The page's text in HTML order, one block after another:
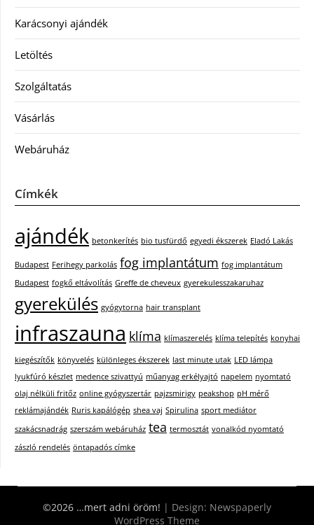
Karácsonyi ajándék
Letöltés
Szolgáltatás
Vásárlás
Webáruház
Címkék
ajándék betonkerítés bio tusfürdő egyedi ékszerek Eladó Lakás
Budapest Ferihegy parkolás fog implantátum fog implantátum
Budapest fogkő eltávolítás Greffe de cheveux gyerekulesszakaruhaz
gyerekülés gyógytorna hair transplant
infraszauna klíma klímaszerelés klíma telepítés konyhai
kiegészítők könyvelés különleges ékszerek last minute utak LED lámpa
lyukfúró készlet medence szivattyú műanyag erkélyajtó napelem nyomtató
olaj nélküli fritőz online gyógyszertár pajzsmirigy peakshop pH mérő
reklámajándék Ruris kapálógép shea vaj Spirulina sport mediátor
szakácsnadrág szerszám webáruház tea termosztát vonalkód nyomtató
zászló rendelés öntapadós címke
©2026 …mert adni öröm! | Design: Newspaperly
WordPress Theme